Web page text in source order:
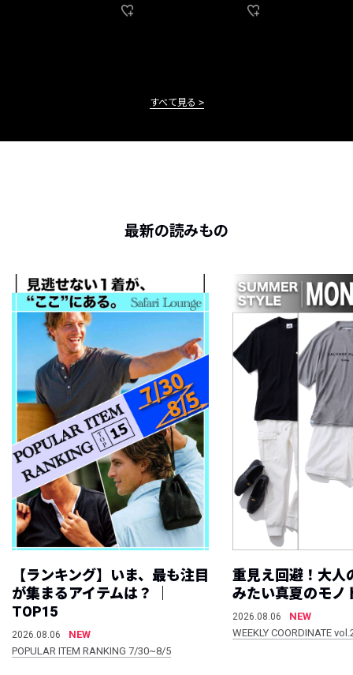
すべて見る
最新の読みもの
【ランキング】いま、最も注目
が集まるアイテムは？ ｜
TOP15
2026.08.06
NEW
POPULAR ITEM RANKING 7/30~8/5
重見え回避！大人
みたい真夏のモノ
2026.08.06
NEW
WEEKLY COORDINATE